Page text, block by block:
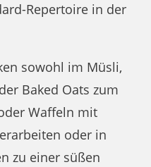
Repertoire in der
sowohl im Müsli,
Baked Oats zum
Waffeln mit
oder in
zu einer süßen